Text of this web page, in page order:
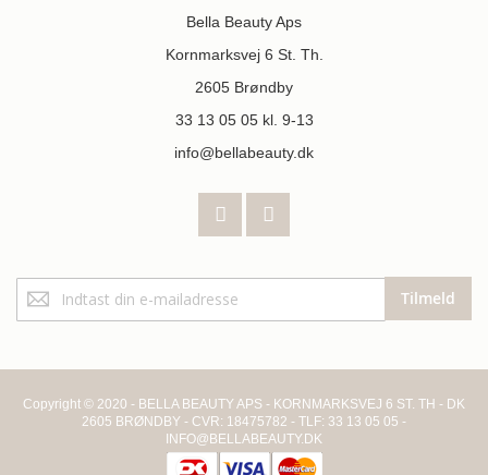
Bella Beauty Aps
Kornmarksvej 6 St. Th.
2605 Brøndby
33 13 05 05kl. 9-13
info@bellabeauty.dk
Tilmeld
dig
Tilmeld
Copyright © 2020 - BELLA BEAUTY APS - KORNMARKSVEJ 6 ST. TH - DK
2605 BRØNDBY - CVR: 18475782 - TLF: 33 13 05 05 -
INFO@BELLABEAUTY.DK